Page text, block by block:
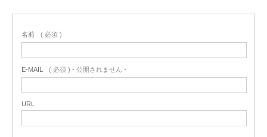
名前 ( 必須 )
E-MAIL ( 必須 ) - 公開されません -
URL